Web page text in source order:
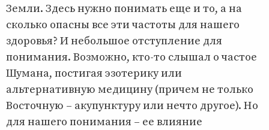
Земли. Здесь нужно понимать еще и то, а на
сколько опасны все эти частоты для нашего
здоровья? И небольшое отступление для
понимания. Возможно, кто-то слышал о частое
Шумана, постигая эзотерику или
альтернативную медицину (причем не только
Восточную – акупунктуру или нечто другое). Но
для нашего понимания – ее влияние